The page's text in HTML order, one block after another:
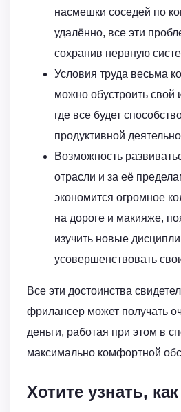
насмешки соседей по
удалённо, все эти
сохранив нервную
Условия труда весьма
можно обустроить свой
где все будет
продуктивной
Возможность
отрасли и за её
экономится огромное
на дороге и макияже,
изучить новые
усовершенствовать
Все эти достоинства
фрилансер может получать
деньги, работая при этом в
максимально комфортной
Хотите узнать,